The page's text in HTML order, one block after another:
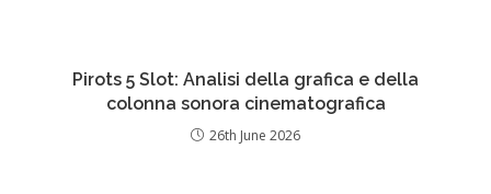
Pirots 5 Slot: Analisi della grafica e della
colonna sonora cinematografica
26th June 2026